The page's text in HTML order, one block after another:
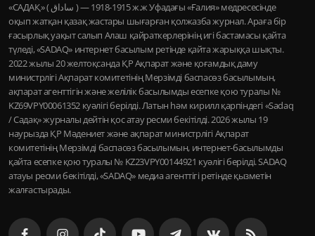
«САДАҚ» ( ساداق ) — 1915-1918 ж.ж Уфадағы «Ғалия» медресесінде
оқып жатқан қазақ жастары шығарған қолжазба журнал. Араға бір
ғасырлық уақыт салып Алаш қайраткерлерінің игі бастамасы қайта
түледі, «SADAQ» интернет басылым ретінде қайта жарыққа шықты.
2022 жылы 20 желтоқсанда ҚР Ақпарат және қоғамдық даму
министрлігі Ақпарат комитетінің Мерзімді баспасөз басылымын,
ақпарат агенттігін және желілік басылымды есепке қою туралы №
KZ69VPY00061352 куәлігі берілді. Латын һәм кирилл қарпіндегі «Sadaq
/ Садақ» журналы дейтін қос атау ресми бекітілді. 2026 жылы 19
наурызда ҚР Мәдениет және ақпарат министрлігі Ақпарат
комитетінің Мерзімді баспасөз басылымын, интернет-басылымды
қайта есепке қою туралы № KZ23VPY00144921 куәлігі берілді. SADAQ
атауы ресми бекітілді, «SADAQ» медиа агенттігі ретінде қызметін
жалғастырады.